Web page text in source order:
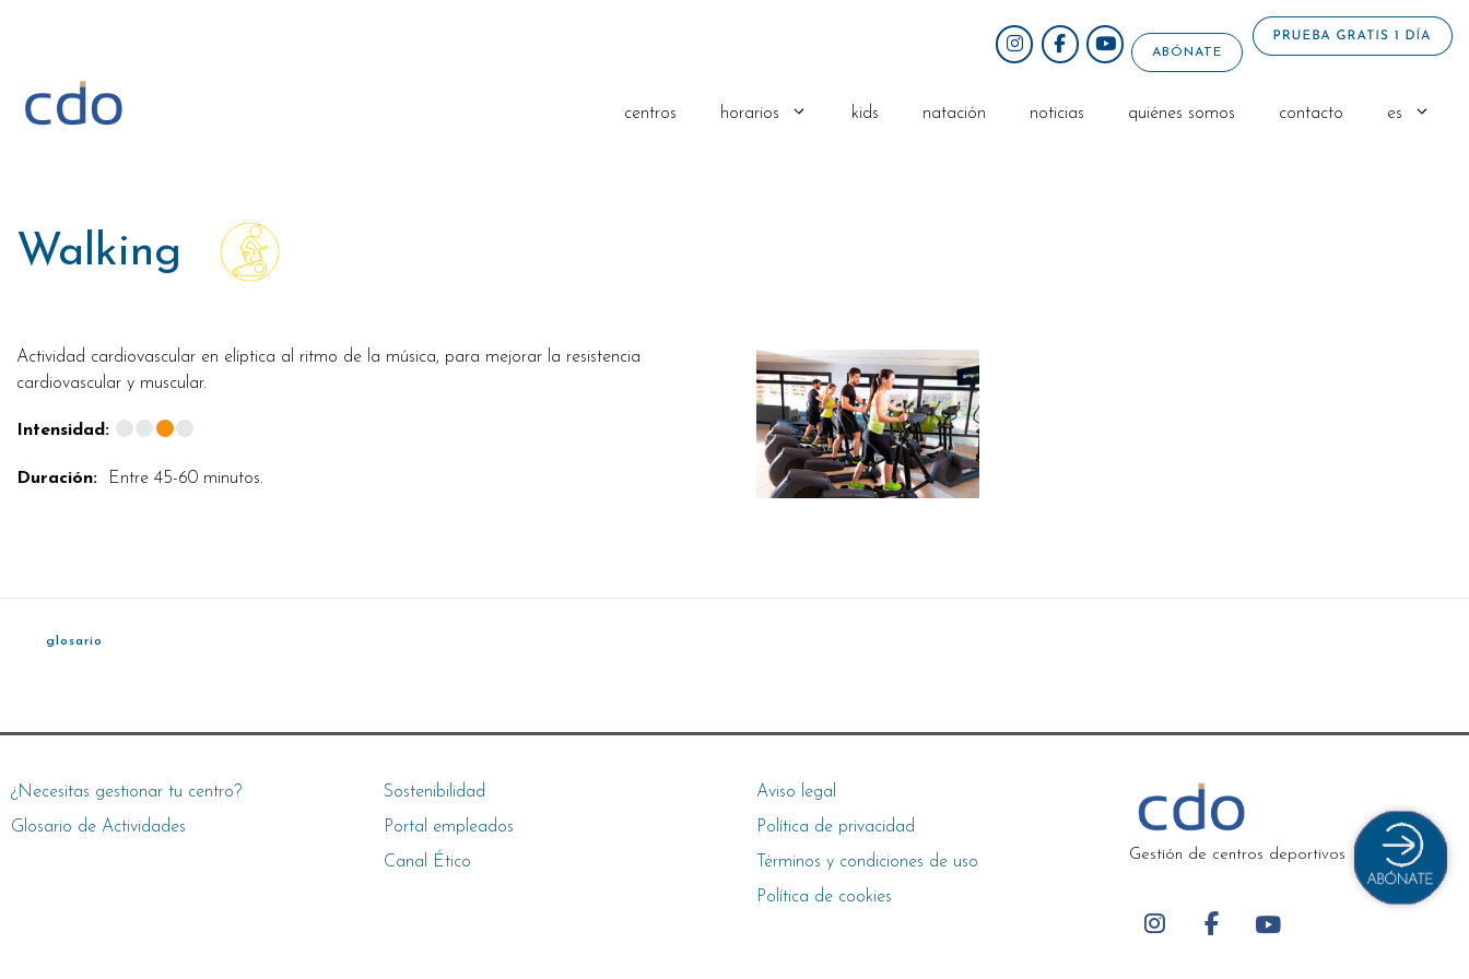
ABÓNATE
centros horarios kids natación noticias quiénes somos contacto es
Walking
Actividad cardiovascular en elíptica al ritmo de la música, para mejorar la resistencia
cardiovascular y muscular.
Intensidad:
Duración: Entre 45-60 minutos.
glosario
¿Necesitas gestionar tu centro?
Glosario de Actividades
Sostenibilidad
Portal empleados
Canal Ético
Aviso legal
Política de privacidad
Términos y condiciones de uso
Política de cookies
Gestión de centros deportivos